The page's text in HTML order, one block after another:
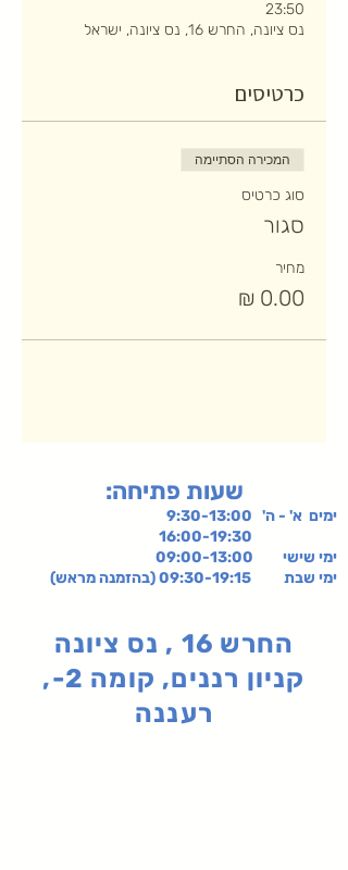
23:50
נס ציונה, החרש 16, נס ציונה, ישראל
כרטיסים
המכירה הסתיימה
סוג כרטיס
סגור
מחיר
:שעות פתיחה
ימים א' - ה' 9:30-13:00
ימי שישי 09:00-13:00
ימי שבת 09:30-19:15 (בהזמנה מראש)
החרש 16 , נס ציונה
קניון רננים, קומה 2-,
רעננה